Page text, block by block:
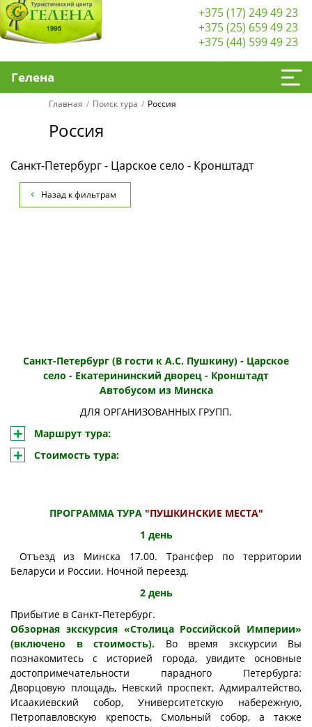
+375 (17) 249 49 23
+375 (25) 659 49 23
+375 (44) 599 49 23
Гелена
Главная Поиск тура Россия
Россия
Санкт-Петербург - Царское село - Кронштадт
Назад к фильтрам
Санкт-Петербург (В гости к А.С. Пушкину) - Царское
село - Екатерининский дворец - Кронштадт
Автобусом из Минска
ДЛЯ ОРГАНИЗОВАННЫХ ГРУПП.
Маршрут тура:
Стоимость тура:
ПРОГРАММА ТУРА "ПУШКИНСКИЕ МЕСТА"
1 день
Отъезд из Минска 17.00. Трансфер по территории
Беларуси и России. Ночной переезд.
2 день
Прибытие в Санкт-Петербург.
Обзорная экскурсия «Столица Российской Империи»
(включено в стоимость). Во время экскурсии Вы
познакомитесь с историей города, увидите основные
достопримечательности парадного Петербурга:
Дворцовую площадь, Невский проспект, Адмиралтейство,
Исаакиевский собор, Университетскую набережную,
Петропавловскую крепость, Смольный собор, а также